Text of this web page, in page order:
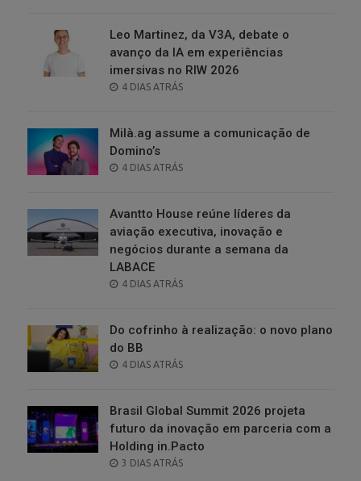
Leo Martinez, da V3A, debate o
avanço da IA em experiências
imersivas no RIW 2026
POSTED
4 DIAS ATRÁS
Milà.ag assume a comunicação de
Domino’s
POSTED
4 DIAS ATRÁS
Avantto House reúne líderes da
aviação executiva, inovação e
negócios durante a semana da
LABACE
POSTED
4 DIAS ATRÁS
Do cofrinho à realização: o novo plano
do BB
POSTED
4 DIAS ATRÁS
Brasil Global Summit 2026 projeta
futuro da inovação em parceria com a
Holding in.Pacto
POSTED
3 DIAS ATRÁS